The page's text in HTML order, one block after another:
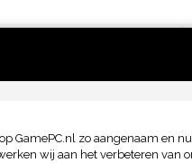
GamePC.nl zo aangenaam en
wij aan het verbeteren van